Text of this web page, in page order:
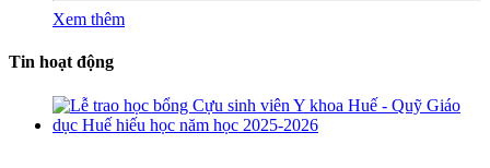
Xem thêm
Tin hoạt động